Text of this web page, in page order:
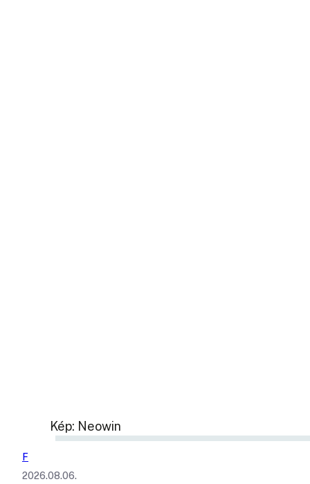
Kép: Neowin
F
2026.08.06.